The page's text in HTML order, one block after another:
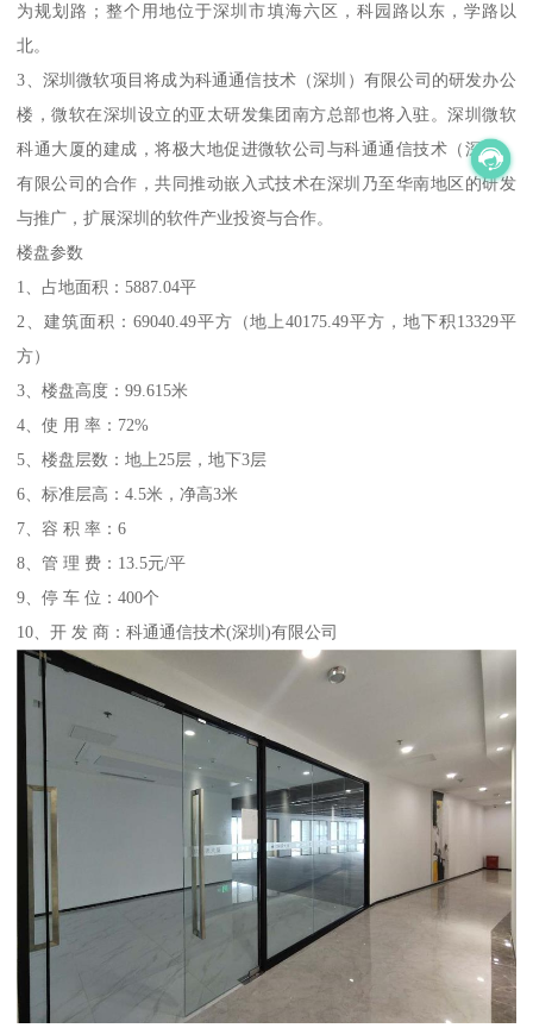
为规划路；整个用地位于深圳市填海六区，科园路以东，学路以
北。
3、深圳微软项目将成为科通通信技术（深圳）有限公司的研发办公
楼，微软在深圳设立的亚太研发集团南方总部也将入驻。深圳微软
科通大厦的建成，将极大地促进微软公司与科通通信技术（深圳）
有限公司的合作，共同推动嵌入式技术在深圳乃至华南地区的研发
与推广，扩展深圳的软件产业投资与合作。
楼盘参数
1、占地面积：5887.04平
2、建筑面积：69040.49平方（地上40175.49平方，地下积13329平
方）
3、楼盘高度：99.615米
4、使 用 率：72%
5、楼盘层数：地上25层，地下3层
6、标准层高：4.5米，净高3米
7、容 积 率：6
8、管 理 费：13.5元/平
9、停 车 位：400个
10、开 发 商：科通通信技术(深圳)有限公司